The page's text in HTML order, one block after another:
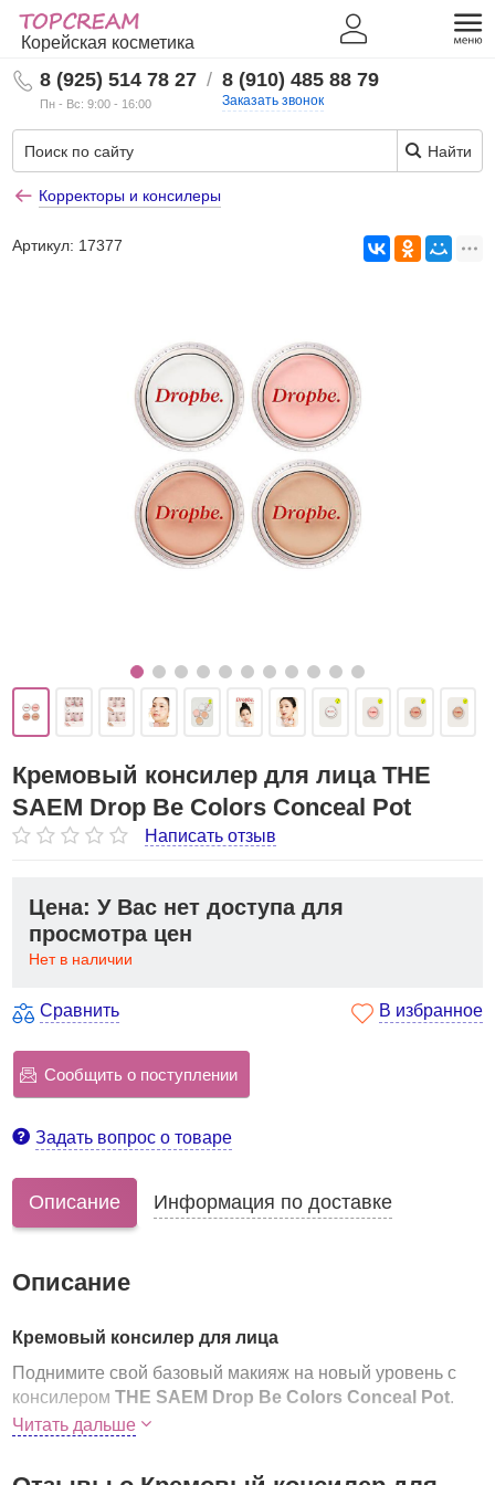
Корейская косметика
8 (925) 514 78 27
Пн - Вс: 9:00 - 16:00
/ 8 (910) 485 88 79
Заказать звонок
Найти
Корректоры и консилеры
Артикул: 17377
Кремовый консилер для лица THE
SAEM Drop Be Colors Conceal Pot
Написать отзыв
Цена: У Вас нет доступа для
просмотра цен
Нет в наличии
Сравнить В избранное
Сообщить о поступлении
Задать вопрос о товаре
Описание Информация по доставке
Описание
Кремовый консилер для лица
Поднимите свой базовый макияж на новый уровень с
консилеромTHE SAEM Drop Be Colors Conceal Pot.
Этот незаменимый косметический продукт создан,
Читать дальше